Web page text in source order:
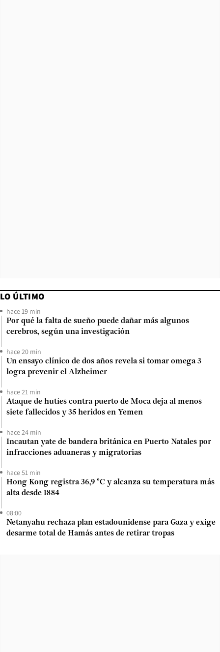
LO ÚLTIMO
hace 19 min
Por qué la falta de sueño puede dañar más algunos
cerebros, según una investigación
hace 20 min
Un ensayo clínico de dos años revela si tomar omega 3
logra prevenir el Alzheimer
hace 21 min
Ataque de hutíes contra puerto de Moca deja al menos
siete fallecidos y 35 heridos en Yemen
hace 24 min
Incautan yate de bandera británica en Puerto Natales por
infracciones aduaneras y migratorias
hace 51 min
Hong Kong registra 36,9 °C y alcanza su temperatura más
alta desde 1884
08:00
Netanyahu rechaza plan estadounidense para Gaza y exige
desarme total de Hamás antes de retirar tropas